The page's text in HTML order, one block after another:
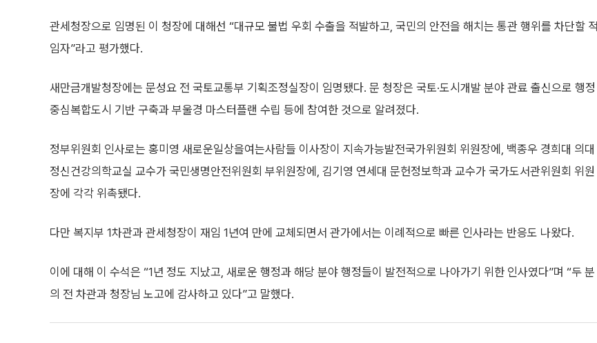
관세청장으로 임명된 이 청장에 대해선 “대규모 불법 우회 수출을 적발하고, 국민의 안전을 해치는 통관 행위를 차단할 적
임자”라고 평가했다.
새만금개발청장에는 문성요 전 국토교통부 기획조정실장이 임명됐다. 문 청장은 국토·도시개발 분야 관료 출신으로 행정
중심복합도시 기반 구축과 부울경 마스터플랜 수립 등에 참여한 것으로 알려졌다.
정부위원회 인사로는 홍미영 새로운일상을여는사람들 이사장이 지속가능발전국가위원회 위원장에, 백종우 경희대 의대
정신건강의학교실 교수가 국민생명안전위원회 부위원장에, 김기영 연세대 문헌정보학과 교수가 국가도서관위원회 위원
장에 각각 위촉됐다.
다만 복지부 1차관과 관세청장이 재임 1년여 만에 교체되면서 관가에서는 이례적으로 빠른 인사라는 반응도 나왔다.
이에 대해 이 수석은 “1년 정도 지났고, 새로운 행정과 해당 분야 행정들이 발전적으로 나아가기 위한 인사였다”며 “두 분
의 전 차관과 청장님 노고에 감사하고 있다”고 말했다.